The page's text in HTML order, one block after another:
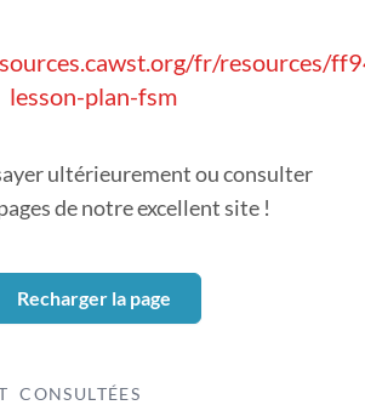
fr/resources/
lesson-plan-fsm
ultérieurement ou consulter
de notre excellent site !
Recharger la page
CONSULTÉES